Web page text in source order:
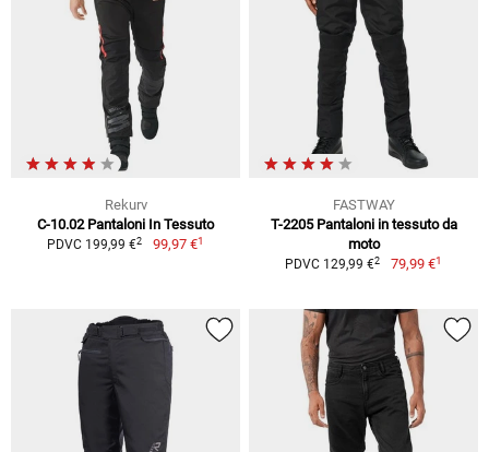
Rekurv
C-10.02 Pantaloni In Tessuto
PDVC 199,99 €2 99,97 €1
FASTWAY
T-2205 Pantaloni in tessuto da
moto
PDVC 129,99 €2 79,99 €1